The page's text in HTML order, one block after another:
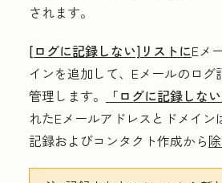
されます。
[ログに記録しない]リストにEメ
インを追加して、Eメールのログ
管理します。
「ログに記録しな
れたEメールアドレスとドメイン
記録およびコンタクト作成から